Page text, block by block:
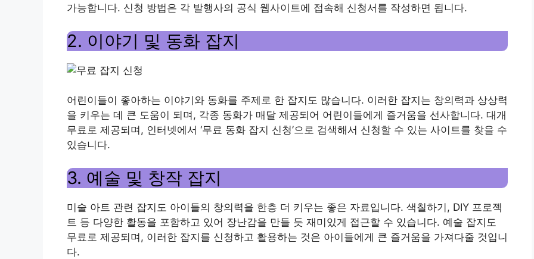
가능합니다. 신청 방법은 각 발행사의 공식 웹사이트에 접속해 신청서를 작성하면 됩니다.
2. 이야기 및 동화 잡지
어린이들이 좋아하는 이야기와 동화를 주제로 한 잡지도 많습니다. 이러한 잡지는 창의력과 상상력
을 키우는 데 큰 도움이 되며, 각종 동화가 매달 제공되어 어린이들에게 즐거움을 선사합니다. 대개
무료로 제공되며, 인터넷에서 ‘무료 동화 잡지 신청’으로 검색해서 신청할 수 있는 사이트를 찾을 수
있습니다.
3. 예술 및 창작 잡지
미술 아트 관련 잡지도 아이들의 창의력을 한층 더 키우는 좋은 자료입니다. 색칠하기, DIY 프로젝
트 등 다양한 활동을 포함하고 있어 장난감을 만들 듯 재미있게 접근할 수 있습니다. 예술 잡지도
무료로 제공되며, 이러한 잡지를 신청하고 활용하는 것은 아이들에게 큰 즐거움을 가져다줄 것입니
다.